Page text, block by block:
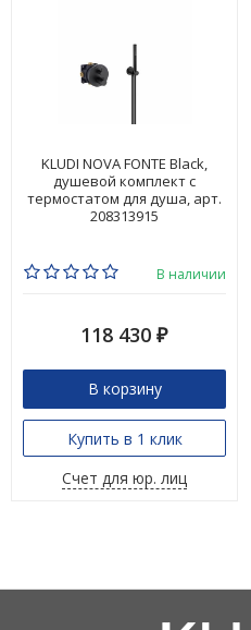
KLUDI NOVA FONTE Black,
душевой комплект с
термостатом для душа, арт.
208313915
В наличии
118 430 ₽
В корзину
Купить в 1 клик
Счет для юр. лиц